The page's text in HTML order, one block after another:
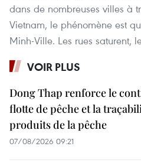
dans de nombreuses villes à
Vietnam, le phénomène est
Minh-Ville. Les rues saturent,
VOIR PLUS
Dong Thap renforce le
flotte de pêche et la
produits de la pêche
07/08/2026 09:21